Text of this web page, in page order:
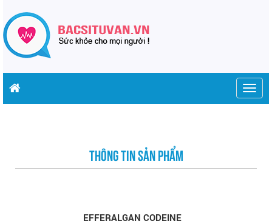
THÔNG TIN SẢN PHẨM
EFFERALGAN CODEINE